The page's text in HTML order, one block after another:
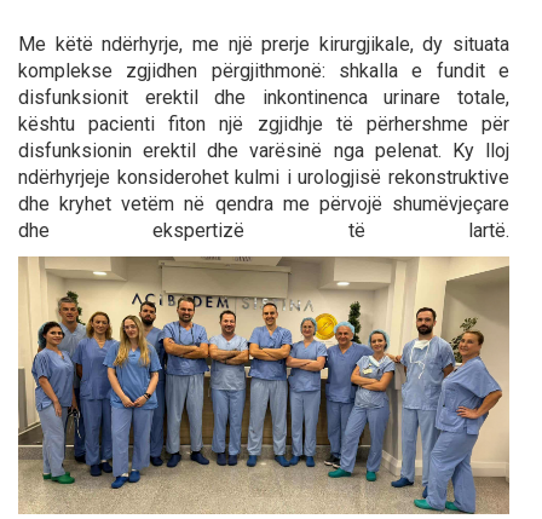
Me këtë ndërhyrje, me një prerje kirurgjikale, dy situata
komplekse zgjidhen përgjithmonë: shkalla e fundit e
disfunksionit erektil dhe inkontinenca urinare totale,
kështu pacienti fiton një zgjidhje të përhershme për
disfunksionin erektil dhe varësinë nga pelenat. Ky lloj
ndërhyrjeje konsiderohet kulmi i urologjisë rekonstruktive
dhe kryhet vetëm në qendra me përvojë shumëvjeçare
dhe ekspertizë të lartë.